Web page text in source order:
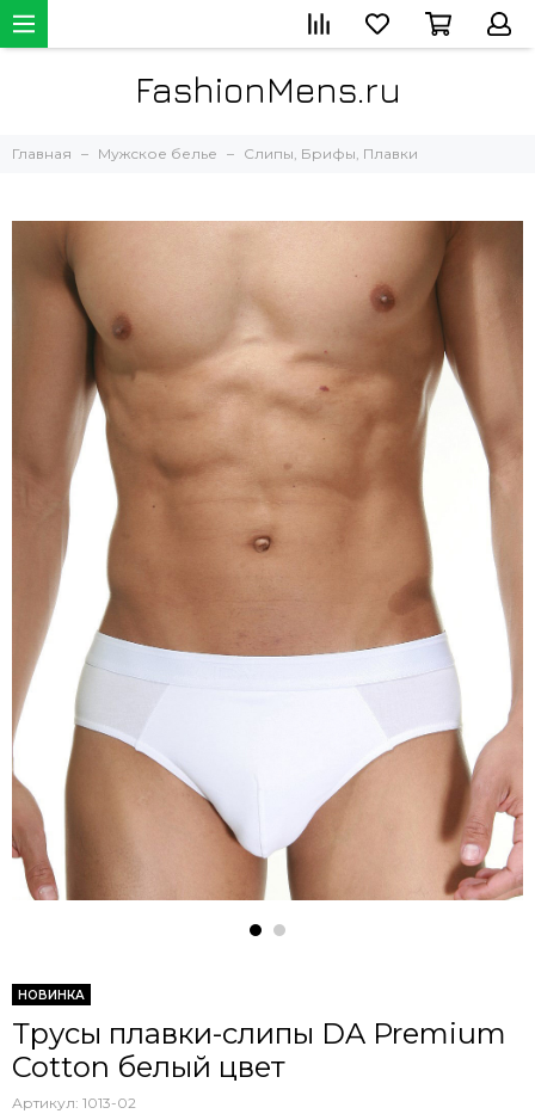
FashionMens.ru
Главная Мужское белье Слипы, Брифы, Плавки
НОВИНКА
Трусы плавки-слипы DA Premium
Cotton белый цвет
Артикул: 1013-02